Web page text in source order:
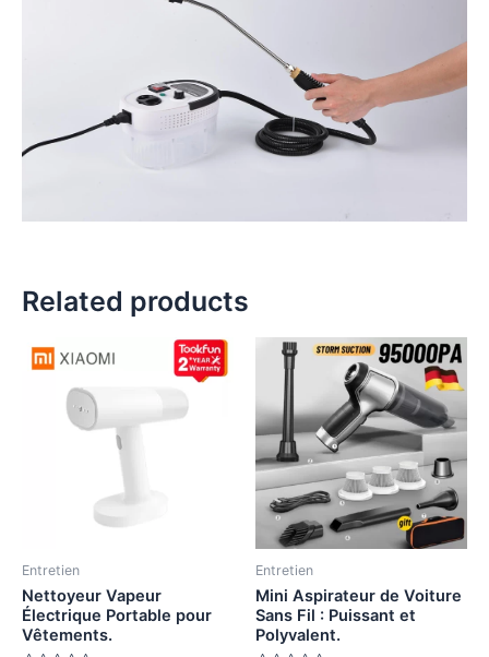
Related products
Entretien
Nettoyeur Vapeur
Électrique Portable pour
Vêtements.
Entretien
Mini Aspirateur de Voiture
Sans Fil : Puissant et
Polyvalent.